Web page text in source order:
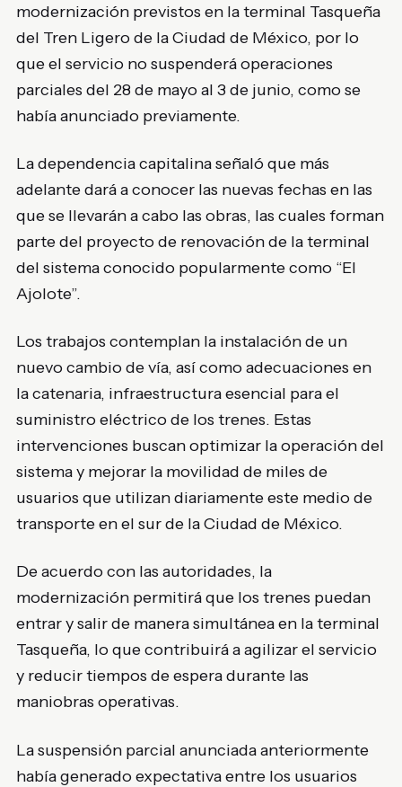
modernización previstos en la terminal Tasqueña
del Tren Ligero de la Ciudad de México, por lo
que el servicio no suspenderá operaciones
parciales del 28 de mayo al 3 de junio, como se
había anunciado previamente.
La dependencia capitalina señaló que más
adelante dará a conocer las nuevas fechas en las
que se llevarán a cabo las obras, las cuales forman
parte del proyecto de renovación de la terminal
del sistema conocido popularmente como “El
Ajolote”.
Los trabajos contemplan la instalación de un
nuevo cambio de vía, así como adecuaciones en
la catenaria, infraestructura esencial para el
suministro eléctrico de los trenes. Estas
intervenciones buscan optimizar la operación del
sistema y mejorar la movilidad de miles de
usuarios que utilizan diariamente este medio de
transporte en el sur de la Ciudad de México.
De acuerdo con las autoridades, la
modernización permitirá que los trenes puedan
entrar y salir de manera simultánea en la terminal
Tasqueña, lo que contribuirá a agilizar el servicio
y reducir tiempos de espera durante las
maniobras operativas.
La suspensión parcial anunciada anteriormente
había generado expectativa entre los usuarios